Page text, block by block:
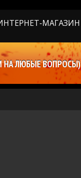
МАГАЗИН
ЛЮБЫЕ ВОПРОСЫ)